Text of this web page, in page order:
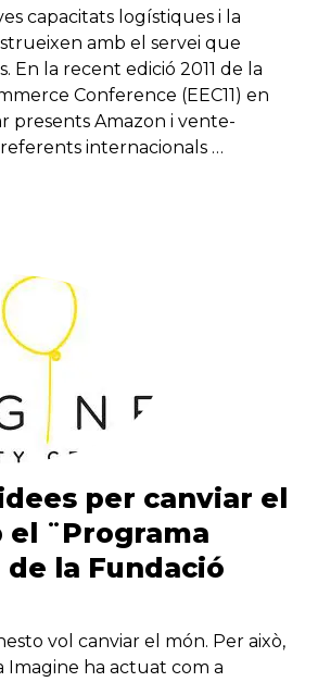
capacitats logístiques i la
amb el servei que
En la recent edició 2011 de la
Conference (EEC11) en
presents Amazon i vente-
internacionals …
per canviar el
el ¨Programa
la Fundació
vol canviar el món. Per això,
Imagine ha actuat com a